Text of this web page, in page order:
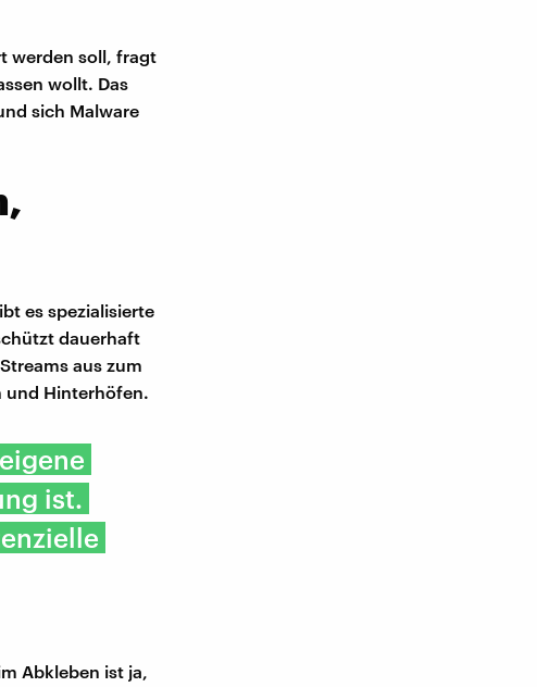
werden soll, fragt
wollt. Das
sich Malware
es spezialisierte
dauerhaft
aus zum
und Hinterhöfen.
ist.
Abkleben ist ja,